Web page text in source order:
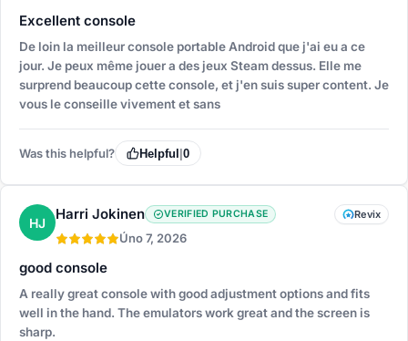
Excellent console
De loin la meilleur console portable Android que j'ai eu a ce
jour. Je peux même jouer a des jeux Steam dessus. Elle me
surprend beaucoup cette console, et j'en suis super content. Je
vous le conseille vivement et sans
Was this helpful? Helpful|0
HJ Harri Jokinen VERIFIED PURCHASE
Úno 7, 2026
Revix
good console
A really great console with good adjustment options and fits
well in the hand. The emulators work great and the screen is
sharp.